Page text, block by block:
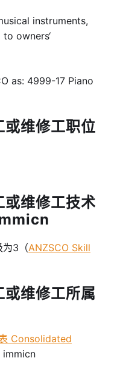
instruments,
owners‘
as: 4999-17 Piano
维修工职位
维修工技术
为3（ANZSCO Skill
维修工所属
Consolidated
immicn